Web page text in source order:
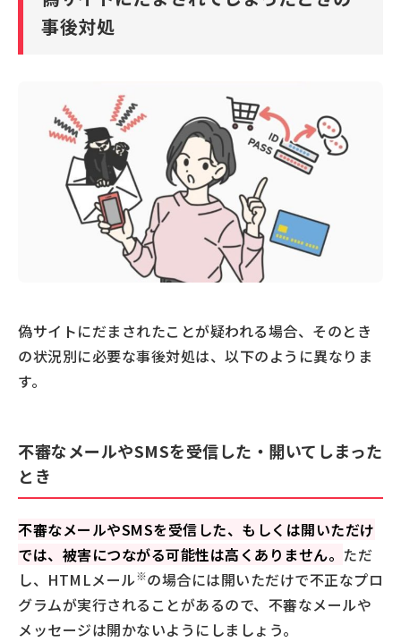
事後対処
偽サイトにだまされたことが疑われる場合、そのとき
の状況別に必要な事後対処は、以下のように異なりま
す。
不審なメールやSMSを受信した・開いてしまった
とき
不審なメールやSMSを受信した、もしくは開いただけ
では、被害につながる可能性は高くありません。 ただ
し、HTMLメール※の場合には開いただけで不正なプロ
グラムが実行されることがあるので、不審なメールや
メッセージは開かないようにしましょう。